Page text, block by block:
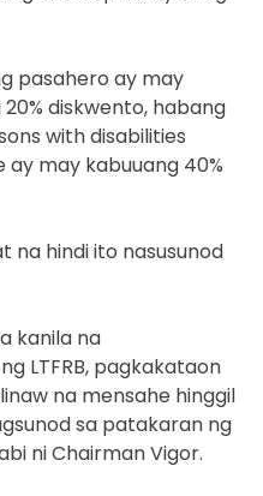
pasahero ay may
diskwento, habang
with disabilities
may kabuuang 40%
na hindi ito nasusunod
kanila na
LTFRB, pagkakataon
na mensahe hinggil
sa patakaran ng
ni Chairman Vigor.